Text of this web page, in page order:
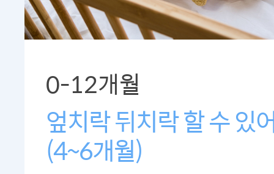
0-12개월
엎치락 뒤치락 할 수 있
(4~6개월)